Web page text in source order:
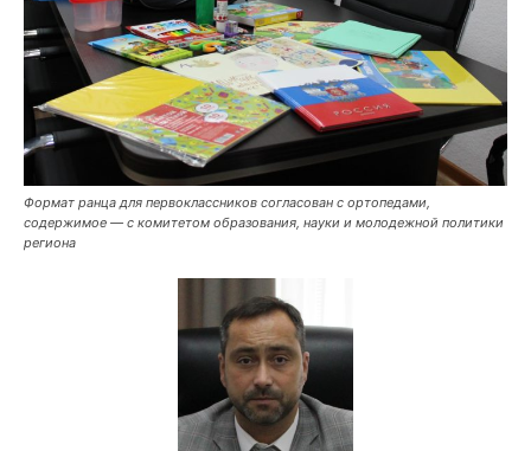
Формат ранца для первоклассников согласован с ортопедами,
содержимое — с комитетом образования, науки и молодежной политики
региона